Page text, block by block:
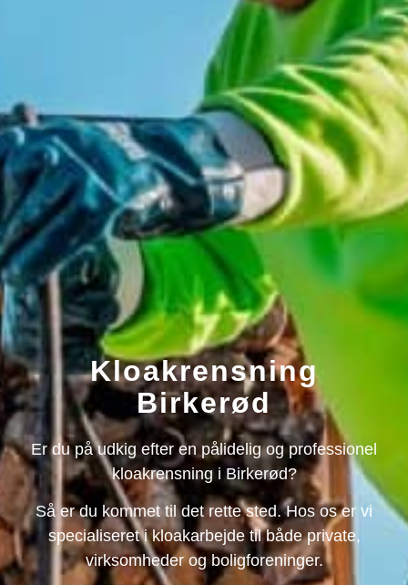
Kloakrensning
Birkerød
Er du på udkig efter en pålidelig og professionel
kloakrensning i Birkerød?
Så er du kommet til det rette sted. Hos os er vi
specialiseret i kloakarbejde til både private,
virksomheder og boligforeninger.